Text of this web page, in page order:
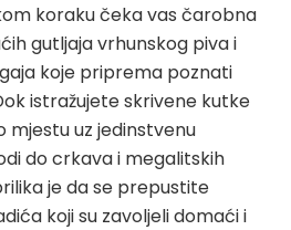
koraku čeka vas čarobna
gutljaja vrhunskog piva i
koje priprema poznati
istražujete skrivene kutke
mjestu uz jedinstvenu
do crkava i megalitskih
je da se prepustite
koji su zavoljeli domaći i